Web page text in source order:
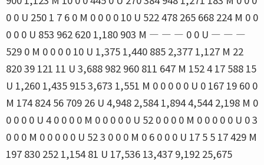
0 0 U 250 1 7 6 0 M 0 0 0 0 10 U 522 478 265 668 224 M 0 0
0 0 0 U 853 962 620 1,180 903 M ― ― ― 0 0 U ― ― ―
529 0 M 0 0 0 0 10 U 1,375 1,440 885 2,377 1,127 M 22
820 39 121 11 U 3,688 982 960 811 647 M 152 4 17 588 15
U 1,260 1,435 915 3,673 1,551 M 0 0 0 0 0 U 0 167 19 60 0
M 174 824 56 709 26 U 4,948 2,584 1,894 4,544 2,198 M 0
0 0 0 0 U 4 0 0 0 0 M 0 0 0 0 0 U 52 0 0 0 0 M 0 0 0 0 0 U 0 3
0 0 0 M 0 0 0 0 0 U 52 3 0 0 0 M 0 6 0 0 0 U 17 5 5 17 429 M
197 830 252 1,154 81 U 17,536 13,437 9,192 25,675